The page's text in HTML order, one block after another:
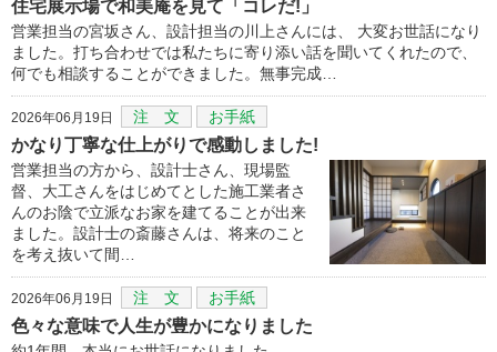
住宅展示場で和美庵を見て「コレだ!」
営業担当の宮坂さん、設計担当の川上さんには、 大変お世話になり
ました。打ち合わせでは私たちに寄り添い話を聞いてくれたので、
何でも相談することができました。無事完成…
2026年06月19日 注 文 お手紙
かなり丁寧な仕上がりで感動しました!
営業担当の方から、設計士さん、現場監
督、大工さんをはじめてとした施工業者さ
んのお陰で立派なお家を建てることが出来
ました。設計士の斎藤さんは、将来のこと
を考え抜いて間…
2026年06月19日 注 文 お手紙
色々な意味で人生が豊かになりました